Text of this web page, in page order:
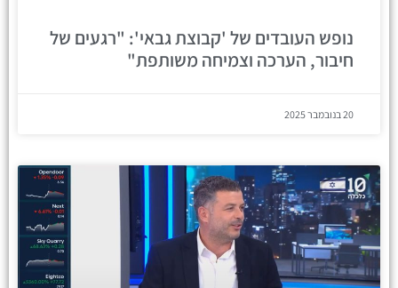
נופש העובדים של 'קבוצת גבאי': "רגעים של
חיבור, הערכה וצמיחה משותפת"
20 בנובמבר 2025